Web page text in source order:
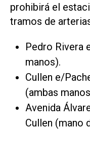
prohibirá el
tramos de
Pedro Rivera
manos).
Cullen e/
(ambas
Avenida
Cullen (mano